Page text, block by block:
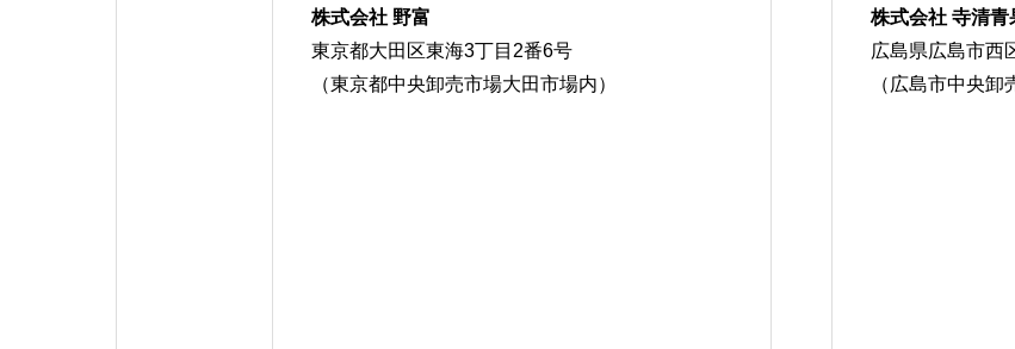
株式会社 野富
東京都大田区東海3丁目2番6号
（東京都中央卸売市場大田市場内）
株式会社 寺清青
広島県広島市西
（広島市中央卸